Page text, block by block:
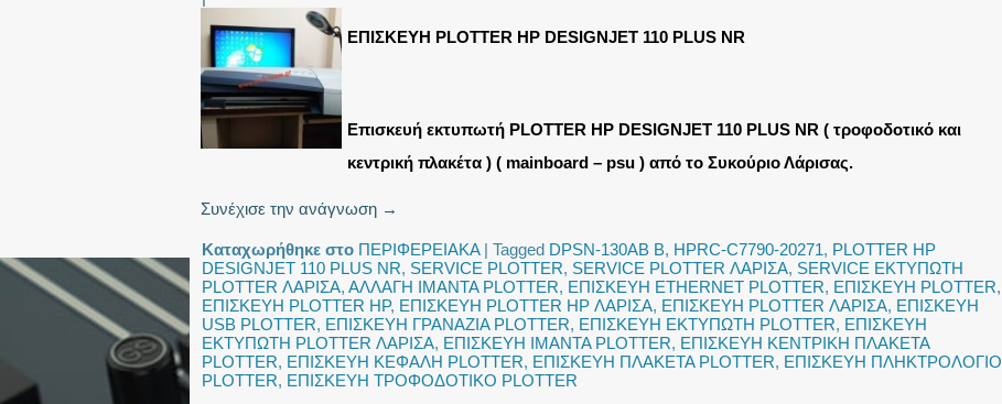
ΕΠΙΣΚΕΥΗ PLOTTER HP DESIGNJET 110 PLUS NR
Επισκευή εκτυπωτή PLOTTER HP DESIGNJET 110 PLUS NR ( τροφοδοτικό και
κεντρική πλακέτα ) ( mainboard – psu ) από το Συκούριο Λάρισας.
Συνέχισε την ανάγνωση →
Καταχωρήθηκε στο ΠΕΡΙΦΕΡΕΙΑΚΑ| Tagged DPSN-130AB B, HPRC-C7790-20271, PLOTTER HP
DESIGNJET 110 PLUS NR, SERVICE PLOTTER, SERVICE PLOTTER ΛΑΡΙΣΑ, SERVICE ΕΚΤΥΠΩΤΗ
PLOTTER ΛΑΡΙΣΑ, ΑΛΛΑΓΗ ΙΜΑΝΤΑ PLOTTER, ΕΠΙΣΚΕΥΗ ETHERNET PLOTTER, ΕΠΙΣΚΕΥΗ PLOTTER,
ΕΠΙΣΚΕΥΗ PLOTTER HP, ΕΠΙΣΚΕΥΗ PLOTTER HP ΛΑΡΙΣΑ, ΕΠΙΣΚΕΥΗ PLOTTER ΛΑΡΙΣΑ, ΕΠΙΣΚΕΥΗ
USB PLOTTER, ΕΠΙΣΚΕΥΗ ΓΡΑΝΑΖΙΑ PLOTTER, ΕΠΙΣΚΕΥΗ ΕΚΤΥΠΩΤΗ PLOTTER, ΕΠΙΣΚΕΥΗ
ΕΚΤΥΠΩΤΗ PLOTTER ΛΑΡΙΣΑ, ΕΠΙΣΚΕΥΗ ΙΜΑΝΤΑ PLOTTER, ΕΠΙΣΚΕΥΗ ΚΕΝΤΡΙΚΗ ΠΛΑΚΕΤΑ
PLOTTER, ΕΠΙΣΚΕΥΗ ΚΕΦΑΛΗ PLOTTER, ΕΠΙΣΚΕΥΗ ΠΛΑΚΕΤΑ PLOTTER, ΕΠΙΣΚΕΥΗ ΠΛΗΚΤΡΟΛΟΓΙΟ
PLOTTER, ΕΠΙΣΚΕΥΗ ΤΡΟΦΟΔΟΤΙΚΟ PLOTTER